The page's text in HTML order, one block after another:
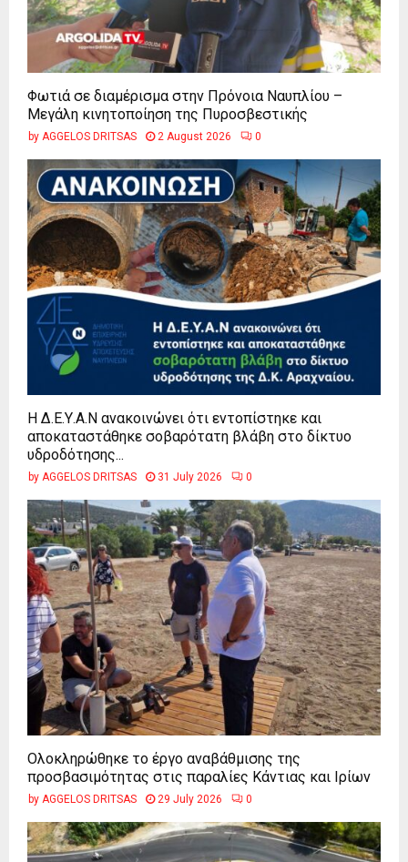
Φωτιά σε διαμέρισμα στην Πρόνοια Ναυπλίου –
Μεγάλη κινητοποίηση της Πυροσβεστικής
by AGGELOS DRITSAS 2 August 2026 0
Η Δ.Ε.Υ.Α.Ν ανακοινώνει ότι εντοπίστηκε και
αποκαταστάθηκε σοβαρότατη βλάβη στο δίκτυο
υδροδότησης...
by AGGELOS DRITSAS 31 July 2026 0
Ολοκληρώθηκε το έργο αναβάθμισης της
προσβασιμότητας στις παραλίες Κάντιας και Ιρίων
by AGGELOS DRITSAS 29 July 2026 0